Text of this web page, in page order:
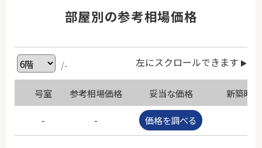
部屋別の参考相場価格
/- 左にスクロールできます
号室 参考相場価格 妥当な価格 新築時
- - 価格を調べる